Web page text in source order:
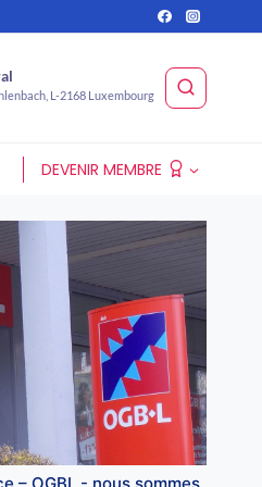
L-2168 Luxembourg
DEVENIR MEMBRE
– OGBL - nous sommes